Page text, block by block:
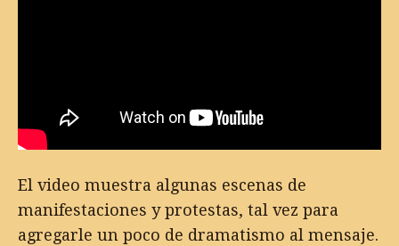
El video muestra algunas escenas de
manifestaciones y protestas, tal vez para
agregarle un poco de dramatismo al mensaje.